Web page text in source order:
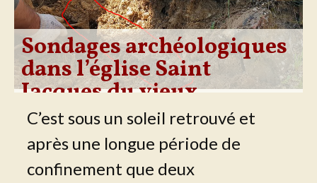
Sondages archéologiques
dans l’église Saint
Jacques du vieux
Montlaux.
C’est sous un soleil retrouvé et
après une longue période de
confinement que deux